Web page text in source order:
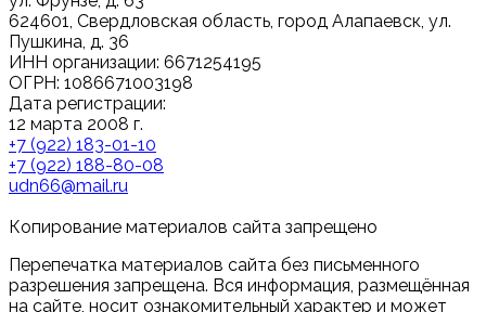
624601, Свердловская область, город Алапаевск, ул.
Пушкина, д. 36
ИНН организации: 6671254195
ОГРН: 1086671003198
Дата регистрации:
12 марта 2008 г.
+7 (922) 183-01-10
+7 (922) 188-80-08
udn66@mail.ru
Копирование материалов сайта запрещено
Перепечатка материалов сайта без письменного
разрешения запрещена. Вся информация, размещённая
на сайте, носит ознакомительный характер и может